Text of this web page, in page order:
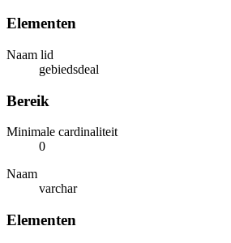
Elementen
Naam lid
gebiedsdeal
Bereik
Minimale cardinaliteit
0
Naam
varchar
Elementen